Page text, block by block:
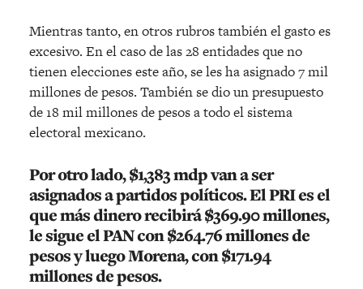
Mientras tanto, en otros rubros también el gasto es
excesivo. En el caso de las 28 entidades que no
tienen elecciones este año, se les ha asignado 7 mil
millones de pesos. También se dio un presupuesto
de 18 mil millones de pesos a todo el sistema
electoral mexicano.
Por otro lado, $1,383 mdp van a ser
asignados a partidos políticos. ElPRIes el
que más dinero recibirá $369.90 millones,
le sigue elPANcon $264.76 millones de
pesos y luegoMorena, con $171.94
millones de pesos.